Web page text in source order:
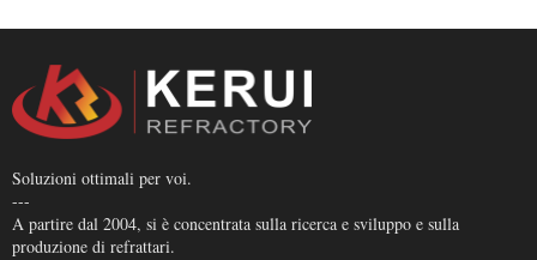
Soluzioni ottimali per voi.
---
A partire dal 2004, si è concentrata sulla ricerca e sviluppo e sulla
produzione di refrattari.